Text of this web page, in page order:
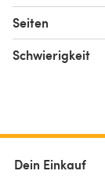
Seiten
Schwierigkeit
Dein Einkauf